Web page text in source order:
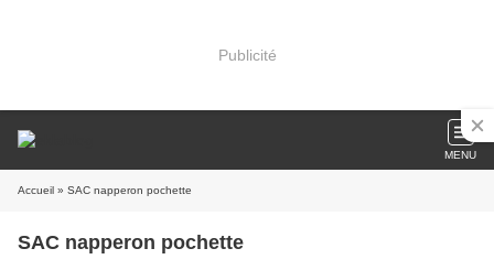
Publicité
MENU
Accueil » SAC napperon pochette
SAC napperon pochette